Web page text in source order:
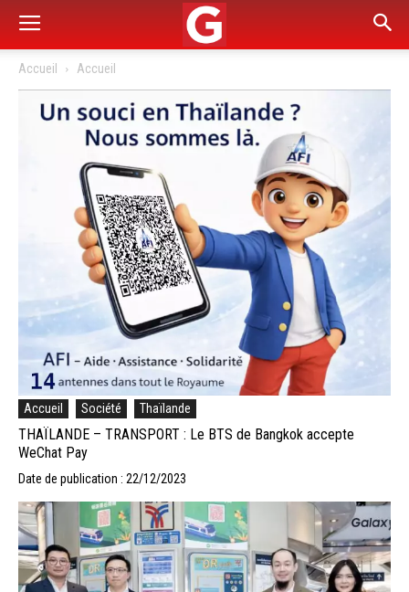
Accueil Accueil
Accueil Société Thaïlande
THAÏLANDE – TRANSPORT : Le BTS de Bangkok accepte
WeChat Pay
Date de publication : 22/12/2023